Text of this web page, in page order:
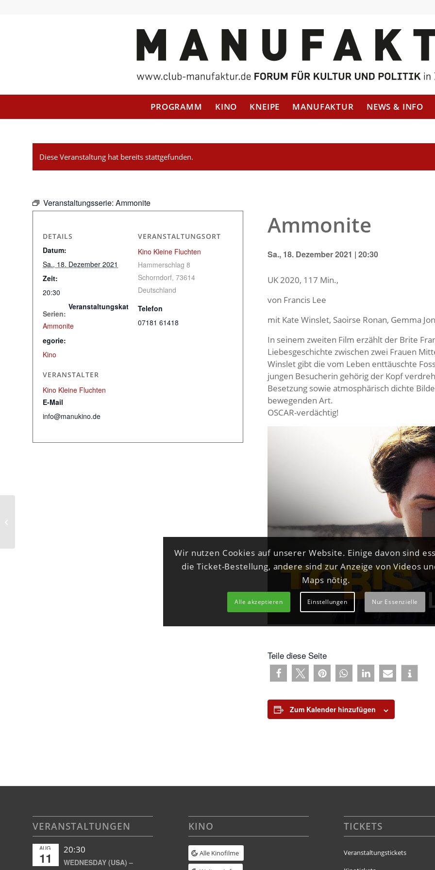
PROGRAMM KINO KNEIPE MANUFAKTUR NEWS & INFO
Diese Veranstaltung hat bereits stattgefunden.
Veranstaltungsserie: Ammonite
Ammonite
Sa., 18. Dezember 2021 | 20:30
UK 2020, 117 Min.,
von Francis Lee
mit Kate Winslet, Saoirse Ronan, Gemma
In seinem zweiten Film erzählt der Brite
Liebesgeschichte zwischen zwei Frauen
Winslet gibt die vom Leben enttäuschte
jungen Besucherin gehörig der Kopf
Besetzung sowie atmosphärisch dichte
bewegenden Art.
OSCAR-verdächtig!
Teile diese Seite
Zum Kalender hinzufügen
DETAILS
Datum:
Sa., 18. Dezember 2021
Zeit:
20:30
Serien:
Ammonite
Veranstaltungskat
egorie:
Kino
VERANSTALTUNGSORT
Kino Kleine Fluchten
Hammerschlag 8
Schorndorf, 73614
Deutschland
Telefon
07181 61418
VERANSTALTER
Kino Kleine Fluchten
E-Mail
info@manukino.de
VERANSTALTUNGEN
AUG.
11
20:30
WEDNESDAY (USA) –
KINO
Alle Kinofilme
TICKETS
Veranstaltungstickets
Wir nutzen Cookies auf unserer Website. Einige davon sind
die Ticket-Bestellung, andere sind zur Anzeige von Videos
Maps nötig.
Alle akzeptieren Einstellungen Nur Essenzielle